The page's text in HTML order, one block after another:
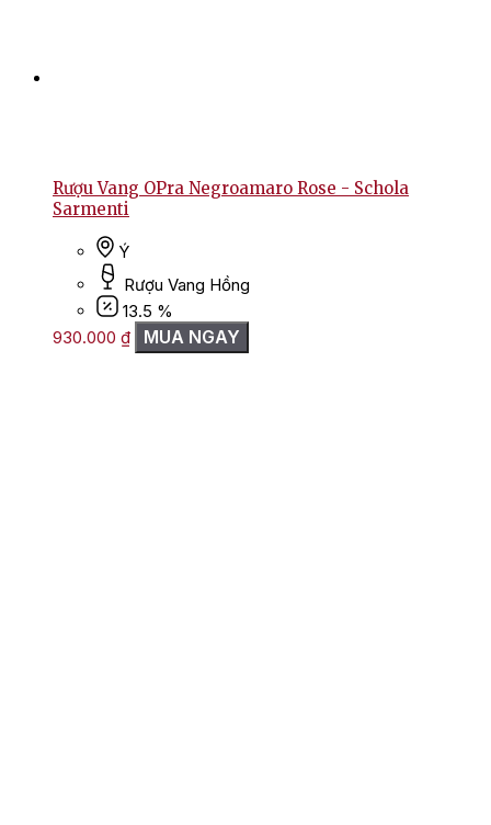
Rượu Vang OPra Negroamaro Rose - Schola
Sarmenti
Ý
Rượu Vang Hồng
13.5 %
930.000 ₫ MUA NGAY